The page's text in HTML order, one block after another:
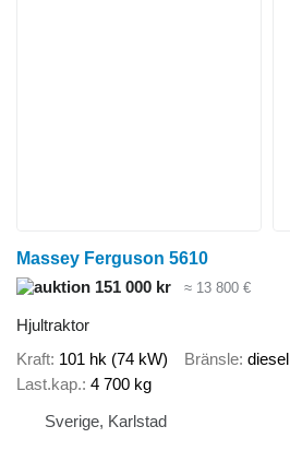
Massey Ferguson 5610
151 000 kr
≈ 13 800 €
Hjultraktor
Kraft 101 hk (74 kW) Bränsle diesel
Last.kap. 4 700 kg
Sverige, Karlstad